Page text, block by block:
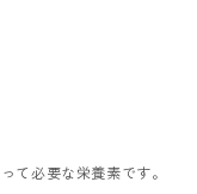
て必要な栄養素です。